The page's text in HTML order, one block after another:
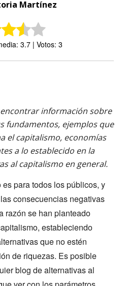
Martínez
3.7 | Votos: 3
información sobre
fundamentos, ejemplos que
el capitalismo, economías
a lo establecido en la
al capitalismo en general.
para todos los públicos, y
consecuencias negativas
razón se han planteado
estableciendo
que no estén
de riquezas. Es posible
blog de alternativas al